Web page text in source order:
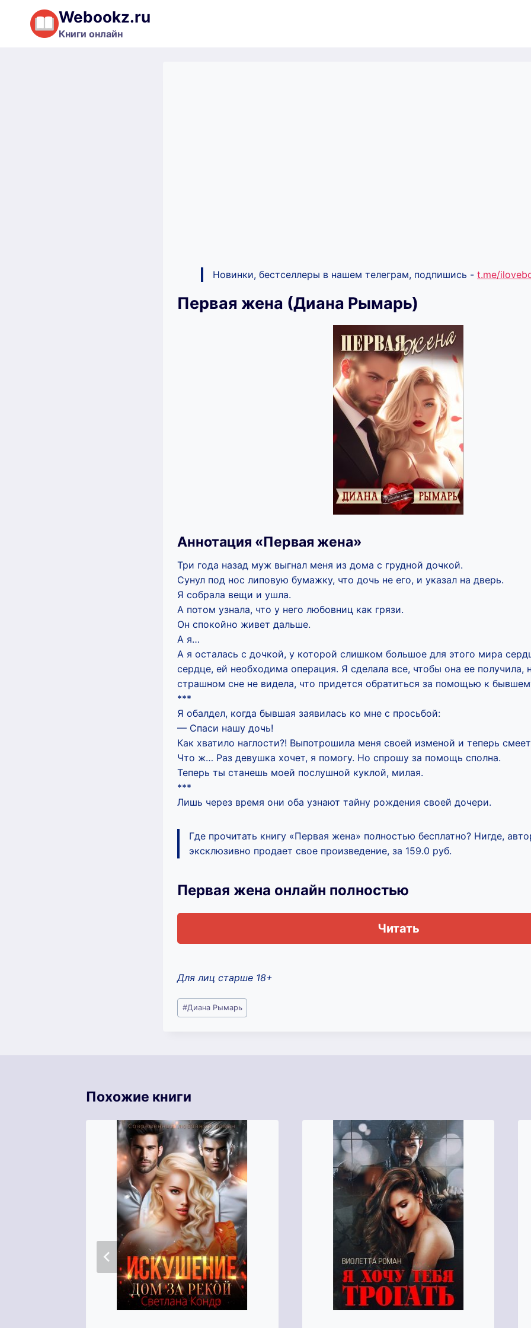
Перейти
содержимому
Webookz.ru
Книги онлайн
Новинки, бестселлеры в нашем телеграм, подпишись - t.me/
Первая жена (Диана Рымарь)
Аннотация «Первая жена»
Три года назад муж выгнал меня из дома с грудной дочкой.
Сунул под нос липовую бумажку, что дочь не его, и указал на дверь.
Я собрала вещи и ушла.
А потом узнала, что у него любовниц как грязи.
Он спокойно живет дальше.
А я…
А я осталась с дочкой, у которой слишком большое для этого мира
сердце, ей необходима операция. Я сделала все, чтобы она ее получила,
страшном сне не видела, что придется обратиться за помощью к
***
Я обалдел, когда бывшая заявилась ко мне с просьбой:
— Спаси нашу дочь!
Как хватило наглости?! Выпотрошила меня своей изменой и теперь
Что ж… Раз девушка хочет, я помогу. Но спрошу за помощь сполна.
Теперь ты станешь моей послушной куклой, милая.
***
Лишь через время они оба узнают тайну рождения своей дочери.
Где прочитать книгу «Первая жена» полностью бесплатно? Нигде,
эксклюзивно продает свое произведение, за 159.0 руб.
Первая жена онлайн полностью
Читать
Для лиц старше 18+
Метки
записи:
#Диана Рымарь
Похожие книги